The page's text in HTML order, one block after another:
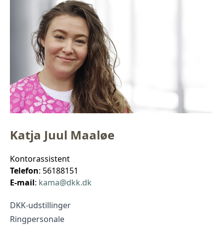
Katja Juul Maaløe
Kontorassistent
Telefon: 56188151
E-mail: kama@dkk.dk
DKK-udstillinger
Ringpersonale